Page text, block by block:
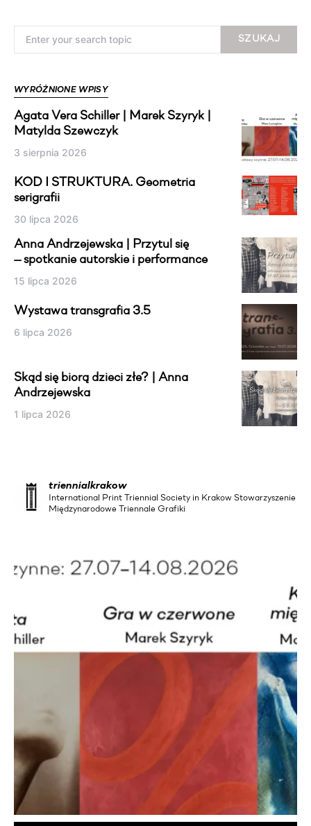
SZUKAJ
WYRÓŻNIONE WPISY
Agata Vera Schiller | Marek Szyryk |
Matylda Szewczyk
3 sierpnia 2026
KOD I STRUKTURA. Geometria
serigrafii
30 lipca 2026
Anna Andrzejewska | Przytul się
— spotkanie autorskie i performance
15 lipca 2026
Wystawa transgrafia 3.5
6 lipca 2026
Skąd się biorą dzieci złe? | Anna
Andrzejewska
1 lipca 2026
triennialkrakow
International Print Triennial Society in Krakow Stowarzyszenie
Międzynarodowe Triennale Grafiki